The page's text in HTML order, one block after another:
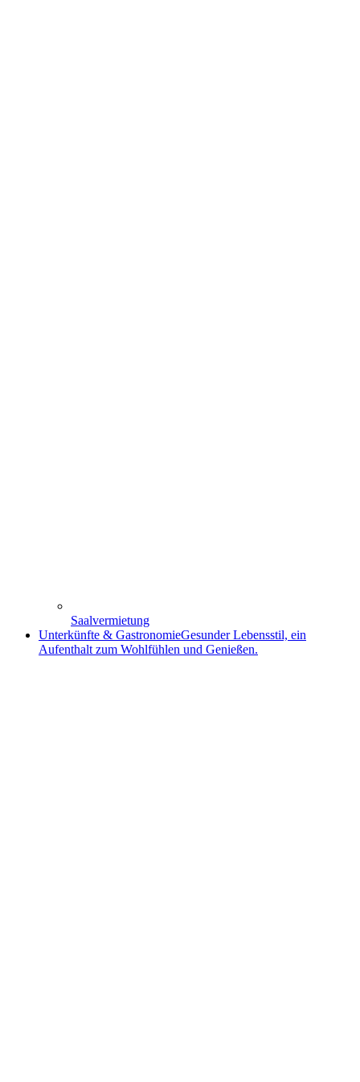
Saalvermietung
Unterkünfte & GastronomieGesunder Lebensstil, ein
Aufenthalt zum Wohlfühlen und Genießen.